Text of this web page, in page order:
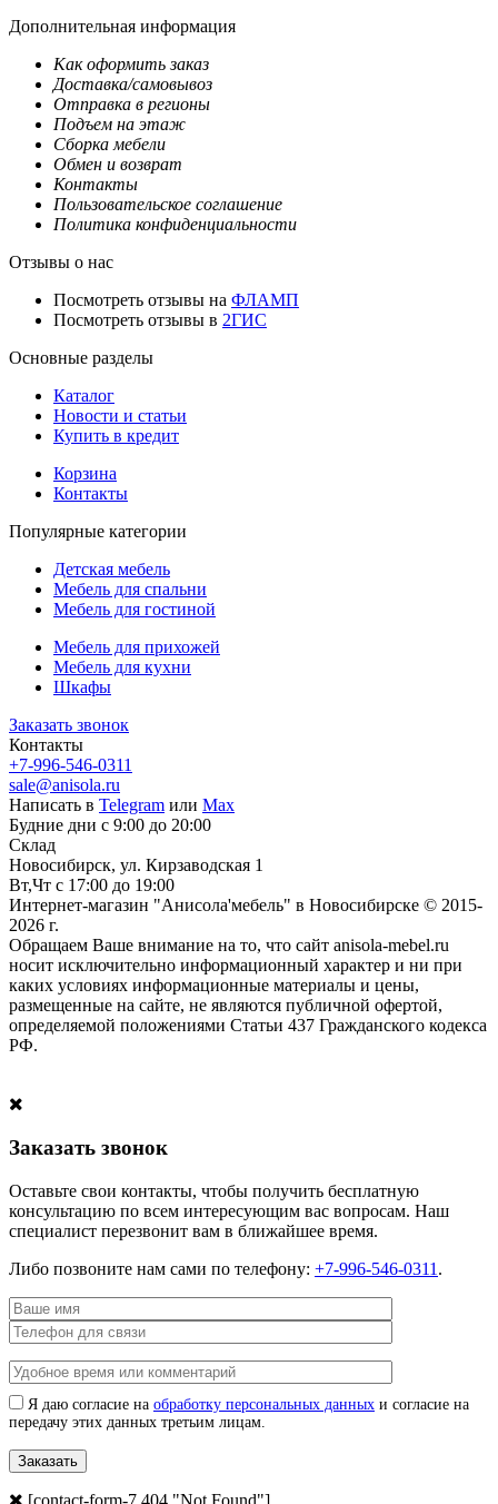
Дополнительная информация
Как оформить заказ
Доставка/самовывоз
Отправка в регионы
Подъем на этаж
Сборка мебели
Обмен и возврат
Контакты
Пользовательское соглашение
Политика конфиденциальности
Отзывы о нас
Посмотреть отзывы на ФЛАМП
Посмотреть отзывы в 2ГИС
Основные разделы
Каталог
Новости и статьи
Купить в кредит
Корзина
Контакты
Популярные категории
Детская мебель
Мебель для спальни
Мебель для гостиной
Мебель для прихожей
Мебель для кухни
Шкафы
Заказать звонок
Контакты
+7-996-546-0311
sale@anisola.ru
Написать в Telegram или Max
Будние дни с 9:00 до 20:00
Склад
Новосибирск, ул. Кирзаводская 1
Вт,Чт с 17:00 до 19:00
Интернет-магазин "Анисола'мебель" в Новосибирске © 2015-
2026 г.
Обращаем Ваше внимание на то, что сайт anisola-mebel.ru
носит исключительно информационный характер и ни при
каких условиях информационные материалы и цены,
размещенные на сайте, не являются публичной офертой,
определяемой положениями Статьи 437 Гражданского кодекса
РФ.
Заказать звонок
Оставьте свои контакты, чтобы получить бесплатную
консультацию по всем интересующим вас вопросам. Наш
специалист перезвонит вам в ближайшее время.
Либо позвоните нам сами по телефону: +7-996-546-0311 .
Я даю согласие на обработку персональных данных и согласие на
передачу этих данных третьим лицам.
[contact-form-7 404 "Not Found"]